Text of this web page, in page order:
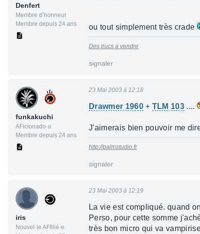
Denfert
Membre d’honneur
Membre depuis 24 ans
ou tout simplement très crade
Des trucs a vendre
signaler
funkakuchi
AFicionado·a
Membre depuis 24 ans
23 Mai 2003 à 12:18
Drawmer 1960+ TLM 103 ....
J'aimerais bien pouvoir me
http://palmstudio.fr
signaler
iris
Nouvel·le AFfilié·e
23 Mai 2003 à 12:19
La vie est compliqué. quand
Perso, pour cette somme
très bon micro qui va